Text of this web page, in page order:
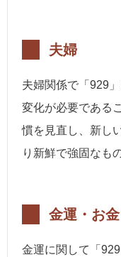
夫婦
夫婦関係で「929
変化が必要である
慣を見直し、新し
り新鮮で強固なも
金運・お金
金運に関して「